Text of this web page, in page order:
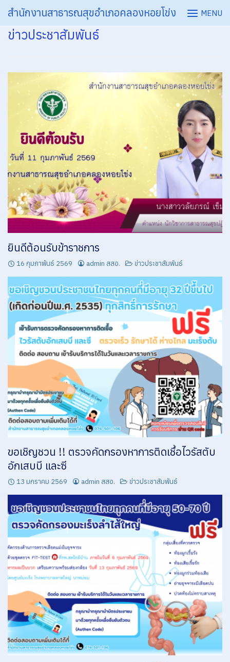
Skip
content
5.2.2 แบบสรุปผลการจัดหาพัสดุในแต่ละรอบเดือน (แบบ สขร. 1) ไตรมาสที่ 2
5.2.3 แบบสรุปผลการจัดหาพัสดุในแต่ละรอบเดือน (แบบ สขร. 1) ไตรมาสที่ 3
5.2.4 แบบสรุปผลการจัดหาพัสดุในแต่ละรอบเดือน (แบบ สขร. 1) ไตรมาสที่ 4
6. อินโฟกราฟฟิกคณะกรรมการจริยธรรม ประจำสำนักงานปลัดกระทรวงสาธารณสุข ชุดปัจจุบัน
EB 1 หน่วยงานมีการกำหนดมาตรการ และวางระบบการเผยแพร่ข้อมูลต่อสาธารณะผ่านเว็บไซต์ ของหน่วยงาน
EB 10 หน่วยงานมีแนวปฏิบัติการจัดการเรื่องร้องเรียน และช่องทางการร้องเรียน
EB 11 หน่วยงานมีข้อมูลเชิงสถิติเรื่องร้องเรียน
EB 12 หน่วยงานของท่านเปิดโอกาสให้ผู้มีส่วนได้ส่วนเสียมีโอกาสเข้ามามีส่วนร่วมในการดำเนินงานตามภารกิจ
EB 13 หน่วยงานมีการกำหนดมาตรการและระบบในการป้องกันการรับสินบน
EB 14 หน่วยงานมีการจัดทำแนวทางปฏิบัติเกี่ยวกับการใช้ทรัพย์สินของราชการที่ถูกต้อง
EB 15 หน่วยงานมีขั้นตอนการขออนุญาตเพื่อยืมทรัพย์สินของราชการไปใช้ปฏิบัติในหน่วยงาน
EB 16 หน่วยงานมีการเผยแพร่เจตจำนงสุจริตของผู้บริหารต่อสาธารณชน
EB 17 หน่วยงานมีแผนปฏิบัติการป้องกัน ปราบปรามการทุจริตและประพฤติมิชอบและแผนปฏิบัติการส่งเสริม
คุณธรรมของชมรมจริยธรรม ประจำปีของหน่วยงาน
และประพฤติมิชอบ ประจำปีของหน่วยงาน และแผนปฏิบัติการส่งเสริมคุณธรรมของชมรมจริยธรรม ประจำปีของ
EB 19 หน่วยงานมีการวิเคราะห์ความเสี่ยงเกี่ยวกับผลประโยชน์ทับซ้อนของหน่วยงาน
EB 2 หน่วยงานมีการเปิดเผยข้อมูลข่าวสารที่เป็นปัจจุบัน
EB 20 หน่วยงานมีการจัดการความเสี่ยงเกี่ยวกับผลประโยชน์ทับซ้อน โดยการกำหนดมาตรการและวางระบบเพื่อ
จัดการความเสี่ยงเกี่ยวกับผลประโยชน์ทับซ้อนของหน่วยงาน
EB 22 หน่วยงานมีการเสริมสร้างวัฒนธรรมสุจริตและต่อต้านการทุจริตภายใต้แนวคิด “จิตพอเพียงต้านทุจริต”
EB 24 หน่วยงานมีนโยบายและมีแนวปฏิบัติที่เคารพสิทธิมนุษยชนและศักดิ์ศรีของผู้ปฏิบัติงานมาตรการในการ
ป้องกันและแก้ไขปัญหาการล่วงละเมิดหรือคุกคามทางเพศในการทำงาน
EB 3 หน่วยงานมีการเผยแพร่แผนการจัดซื้อจัดจ้างประจำปี (1)
EB 3 หน่วยงานมีรายงานการวิเคราะห์ผลการจัดซื้อจัดจ้างและการจัดหาพัสดุประจำปีงบประมาณ พ.ศ. 2563
EB 4 หน่วยงานมีการเผยแพร่บันทึกรายละเอียดวิธีการและขั้นตอนการจัดซื้อจัดจ้างอย่างเป็นระบบ (1)
EB 4 หน่วยงานมีมาตรการ และวางระบบเพื่อส่งเสริมความโปร่งใสในการจัดซื้อจัดจ้างและการจัดหาพัสดุ
ปีงบประมาณ พ.ศ. 2564
EB 5 หน่วยงานของท่านเปิดโอกาสให้ผู้มีส่วนได้ส่วนเสียมีโอกาสเข้ามามีส่วนร่วมในการดำเนินงานตามภารกิจ
หลักของหน่วยงานอย่างไร (1)
EB 5 หน่วยงานมีการสรุปผลการดำเนินการจัดซื้อจัดจ้างในรอบเดือน ประจำปีงบประมาณ พ.ศ. 2564
EB 6 ผู้บริหารแสดงนโยบายการบริหารและพัฒนาทรัพยากรบุคคล
สำนักงานสาธารณสุขอำเภอคลองหอยโข่ง MENU
ข่าวประชาสัมพันธ์
ยินดีต้อนรับข้าราชการ
16 กุมภาพันธ์ 2569 admin สสอ. ข่าวประชาสัมพันธ์
ขอเชิญชวน !! ตรวจคัดกรองหาการติดเชื้อไวรัสตับ
อักเสบบี และซี
13 มกราคม 2569 admin สสอ. ข่าวประชาสัมพันธ์